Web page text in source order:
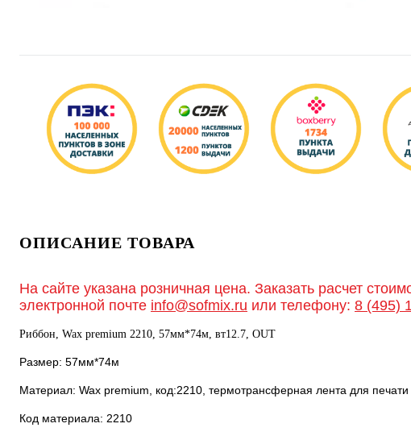
ОПИСАНИЕ ТОВАРА
На сайте указана розничная цена. Заказать расчет
электронной почте info@sofmix.ru или телефону: 8 (495)
Риббон, Wax premium 2210, 57мм*74м, вт12.7, OUT
Размер: 57мм*74м
Материал: Wax premium, код:2210, термотрансферная лента для
Код материала: 2210